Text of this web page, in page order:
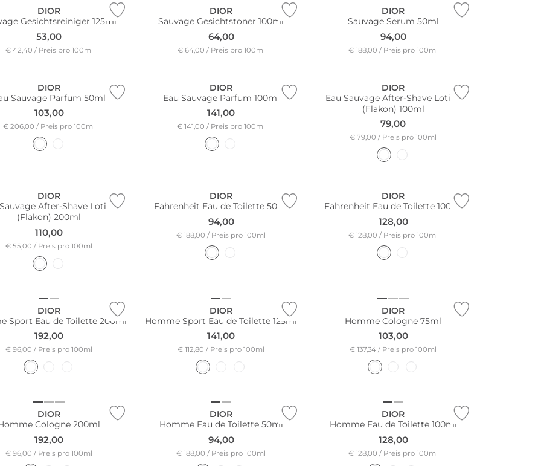
DIOR
Gesichtsreiniger 125ml
53,00
€ 42,40 / Preis pro 100ml
DIOR
Sauvage Gesichtstoner 100ml
64,00
€ 64,00 / Preis pro 100ml
DIOR
Sauvage Serum 50ml
94,00
€ 188,00 / Preis pro 100ml
DIOR
Sauvage Parfum 50ml
103,00
€ 206,00 / Preis pro 100ml
DIOR
Eau Sauvage Parfum 100ml
141,00
€ 141,00 / Preis pro 100ml
DIOR
Eau Sauvage After-Shave Lotion
(Flakon) 100ml
79,00
€ 79,00 / Preis pro 100ml
DIOR
After-Shave Lotion
(Flakon) 200ml
110,00
€ 55,00 / Preis pro 100ml
DIOR
Fahrenheit Eau de Toilette 50ml
94,00
€ 188,00 / Preis pro 100ml
DIOR
Fahrenheit Eau de Toilette 100ml
128,00
€ 128,00 / Preis pro 100ml
DIOR
Sport Eau de Toilette 200ml
192,00
€ 96,00 / Preis pro 100ml
DIOR
Homme Sport Eau de Toilette 125ml
141,00
€ 112,80 / Preis pro 100ml
DIOR
Homme Cologne 75ml
103,00
€ 137,34 / Preis pro 100ml
DIOR
Cologne 200ml
192,00
€ 96,00 / Preis pro 100ml
DIOR
Homme Eau de Toilette 50ml
94,00
€ 188,00 / Preis pro 100ml
DIOR
Homme Eau de Toilette 100ml
128,00
€ 128,00 / Preis pro 100ml